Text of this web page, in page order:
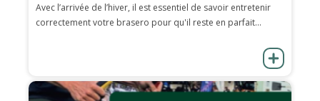
Avec l’arrivée de l’hiver, il est essentiel de savoir entretenir
correctement votre brasero pour qu'il reste en parfait...